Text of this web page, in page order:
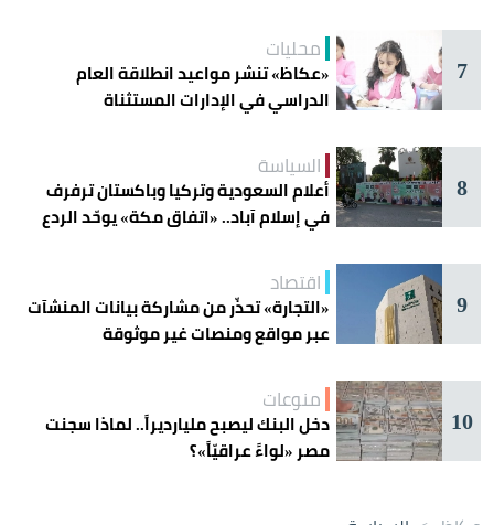
7
محليات
«عكاظ» تنشر مواعيد انطلاقة العام
الدراسي في الإدارات المستثناة
8
السياسة
أعلام السعودية وتركيا وباكستان ترفرف
في إسلام آباد.. «اتفاق مكة» يوحّد الردع
9
اقتصاد
«التجارة» تحذّر من مشاركة بيانات المنشآت
عبر مواقع ومنصات غير موثوقة
10
منوعات
دخل البنك ليصبح مليارديراً.. لماذا سجنت
مصر «لواءً عراقيّاً»؟